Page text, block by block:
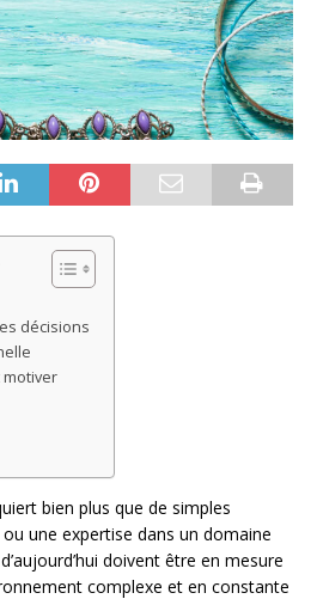
décisions
motiver
bien plus que de simples
une expertise dans un domaine
doivent être en mesure
complexe et en constante